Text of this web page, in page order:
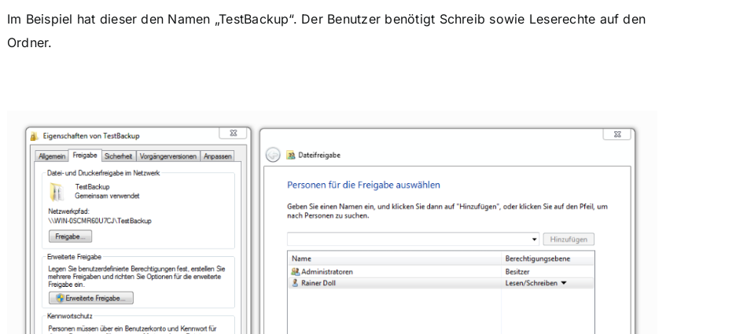
Im Beispiel hat dieser den Namen „TestBackup“. Der Benutzer benötigt Schreib sowie Leserechte auf den
Ordner.